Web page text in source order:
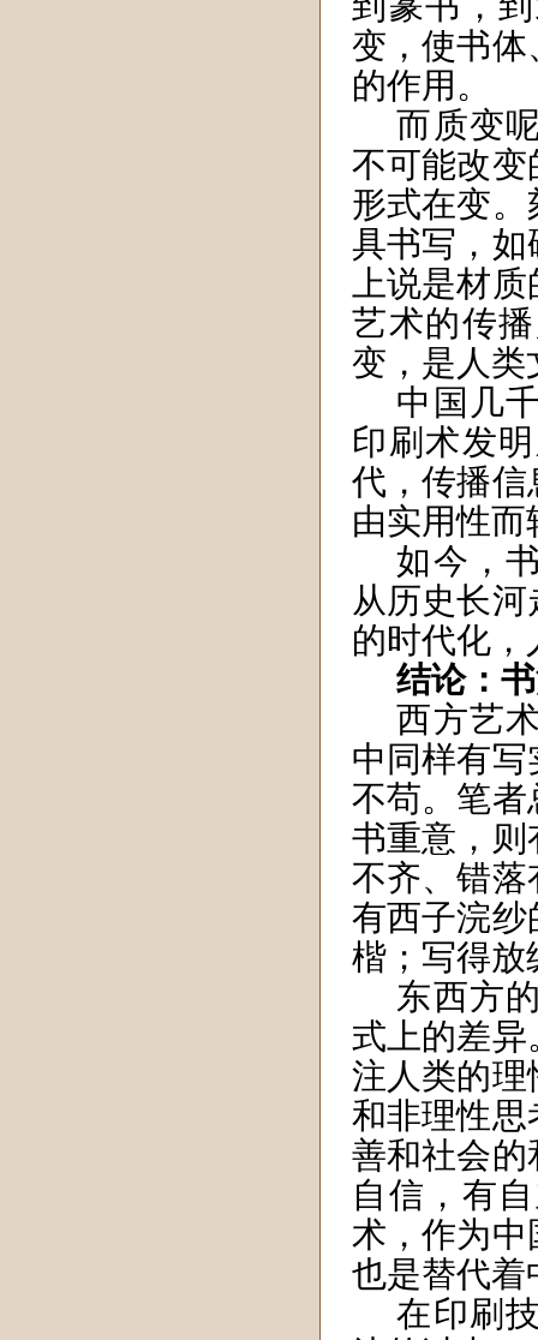
变，使书体
的作用。
而质变
不可能改变
形式在变
具书写，如
上说是材
艺术的传
变，是人类
中国几
印刷术发
代，传播信
由实用性
如今，
从历史长
的时代化
结论：
西方艺
中同样有
不苟。笔者
书重意，则
不齐、错落
有西子浣纱
楷；写得放
东西方
式上的差
注人类的理
和非理性思
善和社会的
自信，有
术，作为中
也是替代着
在印刷